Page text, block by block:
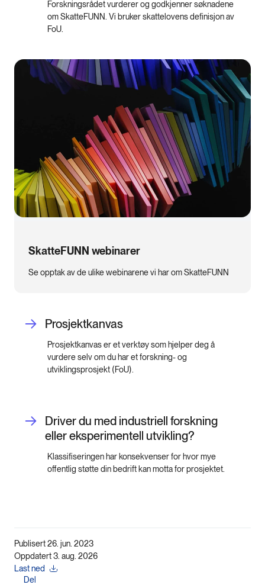
Forskningsrådet vurderer og godkjenner søknadene
om SkatteFUNN. Vi bruker skattelovens definisjon av
FoU.
SkatteFUNN webinarer
Se opptak av de ulike webinarene vi har om SkatteFUNN
Prosjektkanvas
Prosjektkanvas er et verktøy som hjelper deg å
vurdere selv om du har et forskning- og
utviklingsprosjekt (FoU).
Driver du med industriell forskning
eller eksperimentell utvikling?
Klassifiseringen har konsekvenser for hvor mye
offentlig støtte din bedrift kan motta for prosjektet.
Publisert 26. jun. 2023
Oppdatert 3. aug. 2026
Last ned
Del